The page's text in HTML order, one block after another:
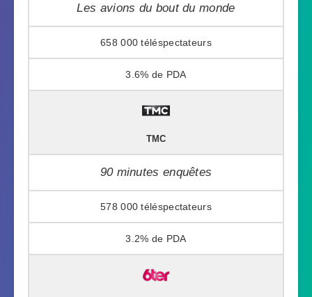
Les avions du bout du monde
658 000
3.6%
TMC
90 minutes enquêtes
578 000
3.2%